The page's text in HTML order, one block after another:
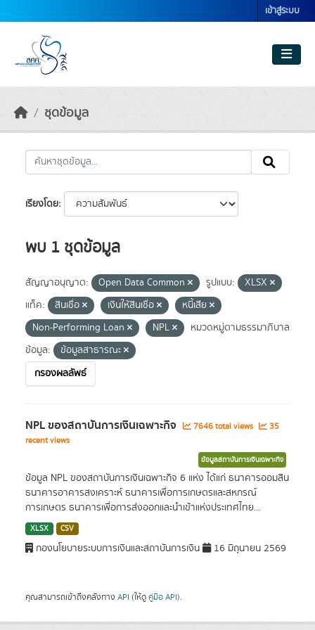
เข้าสู่ระบบ
ชุดข้อมูล
เรียงโดย
พบ 1 ชุดข้อมูล
สัญญาอนุญาต: Open Data Common รูปแบบ:
XLSX
แท็ค:
สินเชื่อ เงินให้สินเชื่อ
หนี้เสีย
Non-Performing Loan
NPL
หมวดหมู่ตามธรรมาภิบาล
ข้อมูล:
ข้อมูลสาธารณะ
กรองผลลัพธ์
NPL ของสถาบันการเงินเฉพาะกิจ 7646 total views
35
recent views
ข้อมูลสถาบันการเงินเฉพาะกิจ
ข้อมูล NPL ของสถาบันการเงินเฉพาะกิจ 6 แห่ง ได้แก่ ธนาคารออมสิน
ธนาคารอาคารสงเคราะห์ ธนาคารเพื่อการเกษตรและสหกรณ์
การเกษตร ธนาคารเพื่อการส่งออกและนำเข้าแห่งประเทศไทย...
XLSX CSV
กองนโยบายระบบการเงินและสถาบันการเงิน 16 มิถุนายน 2569
คุณสามารถเข้าถึงคลังทาง API (ให้ดู คู่มือ API).